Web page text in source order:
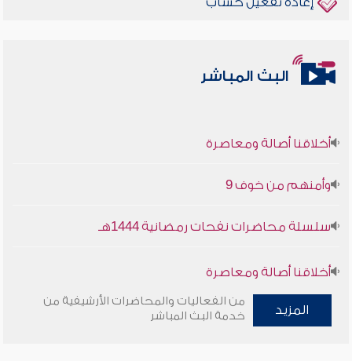
البث المباشر
أخلاقنا أصالة ومعاصرة
وأمنهم من خوف 9
سلسلة محاضرات نفحات رمضانية 1444هـ
أخلاقنا أصالة ومعاصرة
وأمنهم من خوف 9
المزيد
من الفعاليات والمحاضرات الأرشيفية من
خدمة البث المباشر